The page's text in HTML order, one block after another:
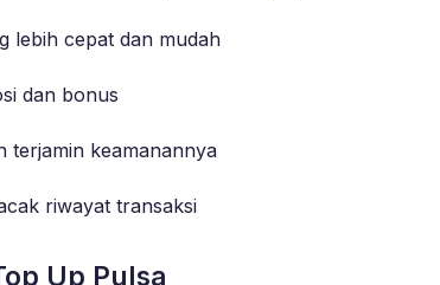
lebih cepat dan mudah
dan bonus
terjamin keamanannya
riwayat transaksi
Up Pulsa